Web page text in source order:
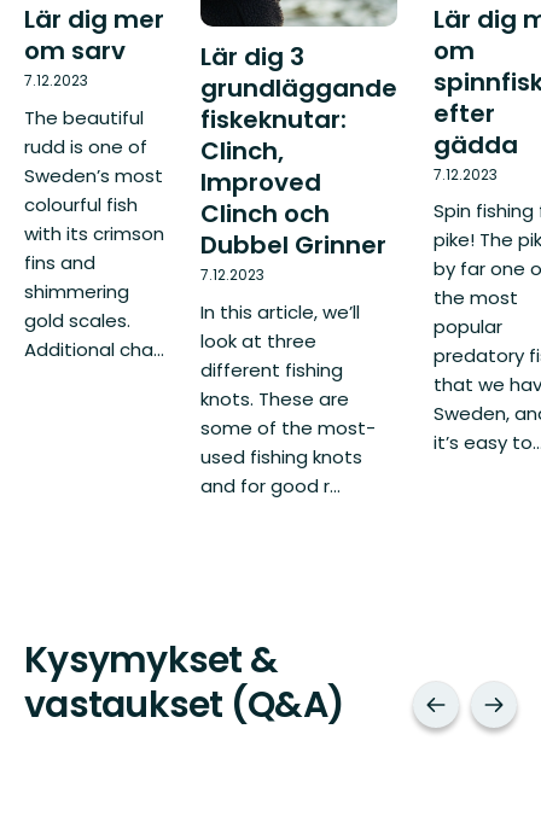
Lär dig mer
om sarv
7.12.2023
The beautiful
rudd is one of
Sweden’s most
colourful fish
with its crimson
fins and
shimmering
gold scales.
Additional cha...
Lär dig 3
grundläggande
fiskeknutar:
Clinch,
Improved
Clinch och
Dubbel Grinner
7.12.2023
In this article, we’ll
look at three
different fishing
knots. These are
some of the most-
used fishing knots
and for good r...
Lär dig
om
efter
gädda
7.12.2023
Spin fishing
pike! The
by far one
the most
popular
predatory
that we
Sweden,
it’s easy
Kysymykset &
vastaukset (Q&A)